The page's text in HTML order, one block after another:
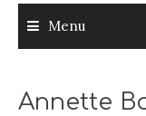
Menu
Annette